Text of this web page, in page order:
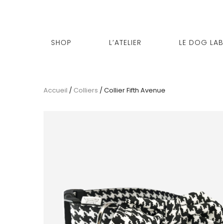
SHOP L’ATELIER LE DOG LAB
Accueil / Colliers / Collier Fifth Avenue